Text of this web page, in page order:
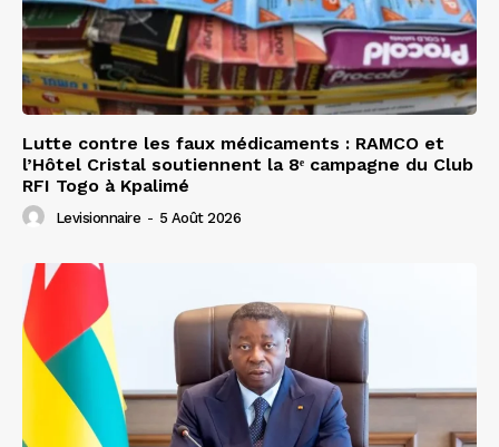
Lutte contre les faux médicaments : RAMCO et
l’Hôtel Cristal soutiennent la 8ᵉ campagne du Club
RFI Togo à Kpalimé
Levisionnaire - 5 Août 2026